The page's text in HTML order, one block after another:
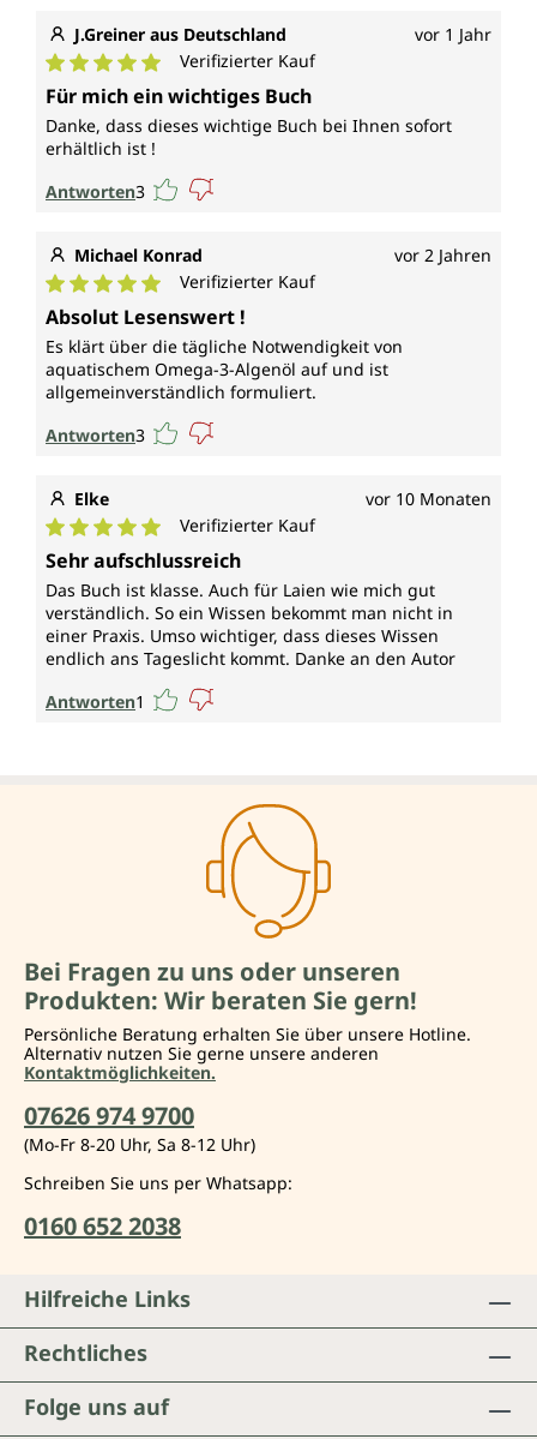
J.Greiner aus Deutschland vor 1 Jahr
Durchschnittliche Bewertung von 5 von 5 Sternen
Verifizierter Kauf
Für mich ein wichtiges Buch
Danke, dass dieses wichtige Buch bei Ihnen sofort
erhältlich ist !
Antworten3
Michael Konrad vor 2 Jahren
Durchschnittliche Bewertung von 5 von 5 Sternen
Verifizierter Kauf
Absolut Lesenswert !
Es klärt über die tägliche Notwendigkeit von
aquatischem Omega-3-Algenöl auf und ist
allgemeinverständlich formuliert.
Antworten3
Elke vor 10 Monaten
Durchschnittliche Bewertung von 5 von 5 Sternen
Verifizierter Kauf
Sehr aufschlussreich
Das Buch ist klasse. Auch für Laien wie mich gut
verständlich. So ein Wissen bekommt man nicht in
einer Praxis. Umso wichtiger, dass dieses Wissen
endlich ans Tageslicht kommt. Danke an den Autor
Antworten1
Bei Fragen zu uns oder unseren
Produkten: Wir beraten Sie gern!
Persönliche Beratung erhalten Sie über unsere Hotline.
Alternativ nutzen Sie gerne unsere anderen
Kontaktmöglichkeiten.
07626 974 9700
(Mo-Fr 8-20 Uhr, Sa 8-12 Uhr)
Schreiben Sie uns per Whatsapp:
0160 652 2038
Folge uns auf
Hilfreiche Links
Rechtliches